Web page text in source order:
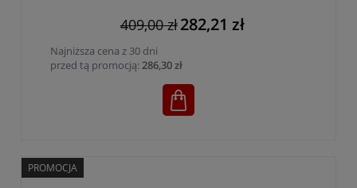
409,00 zł282,21 zł
Najniższa cena z 30 dni
przed tą promocją: 286,30 zł
PROMOCJA